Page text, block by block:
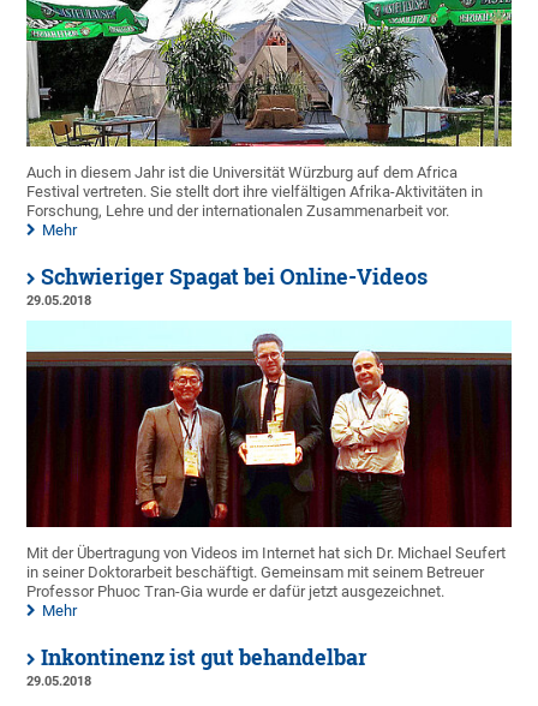
Auch in diesem Jahr ist die Universität Würzburg auf dem Africa
Festival vertreten. Sie stellt dort ihre vielfältigen Afrika-Aktivitäten in
Forschung, Lehre und der internationalen Zusammenarbeit vor.
Mehr
Schwieriger Spagat bei Online-Videos
29.05.2018
Mit der Übertragung von Videos im Internet hat sich Dr. Michael Seufert
in seiner Doktorarbeit beschäftigt. Gemeinsam mit seinem Betreuer
Professor Phuoc Tran-Gia wurde er dafür jetzt ausgezeichnet.
Mehr
Inkontinenz ist gut behandelbar
29.05.2018